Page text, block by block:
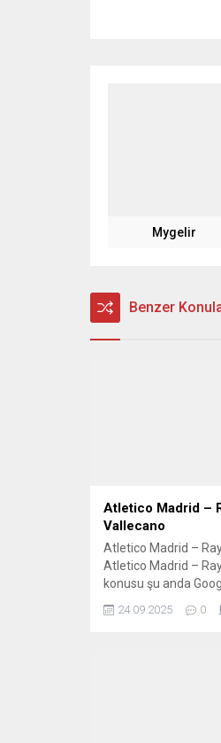
Mygelir
Benzer
Atletico Madrid –
Vallecano
Atletico Madrid –
Atletico Madrid –
konusu şu anda
popüler. İlgili
Madrid, Rayo
24.09.2025 0